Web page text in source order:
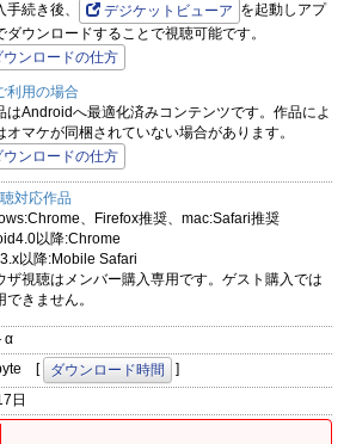
手続き後、
デジケットビューア を起動しアプ
ダウンロードすることで視聴可能です。
ウンロードの仕方
利用の場合
はAndroidへ最適化済みコンテンツです。作品によ
オマケが同梱されていない場合があります。
ウンロードの仕方
対応作品
、Firefox推奨、mac:Safari推奨
以降:Chrome
以降:Mobile Safari
ザ視聴はメンバー購入専用です。ゲスト購入では
できません。
α
[ ダウンロード時間
]
日